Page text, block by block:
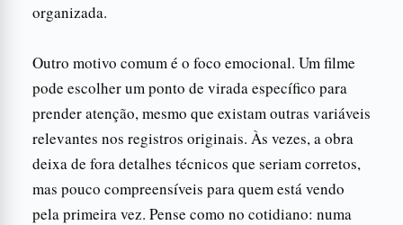
organizada.
Outro motivo comum é o foco emocional. Um filme
pode escolher um ponto de virada específico para
prender atenção, mesmo que existam outras variáveis
relevantes nos registros originais. Às vezes, a obra
deixa de fora detalhes técnicos que seriam corretos,
mas pouco compreensíveis para quem está vendo
pela primeira vez. Pense como no cotidiano: numa